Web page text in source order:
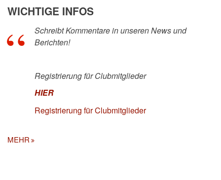
WICHTIGE INFOS
Schreibt Kommentare in unseren News und
Berichten!
Registrierung für Clubmitglieder
HIER
Registrierung für Clubmitglieder
MEHR